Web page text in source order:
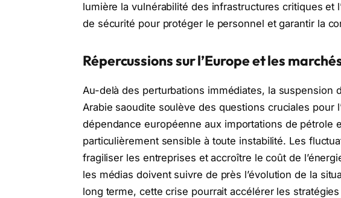
lumière la vulnérabilité des infrastructures critiques et
de sécurité pour protéger le personnel et garantir la
Répercussions sur l’Europe et les
Au-delà des perturbations immédiates, la suspension
Arabie saoudite soulève des questions cruciales pour
dépendance européenne aux importations de pétrole
particulièrement sensible à toute instabilité. Les
fragiliser les entreprises et accroître le coût de
les médias doivent suivre de près l’évolution de la
long terme, cette crise pourrait accélérer les